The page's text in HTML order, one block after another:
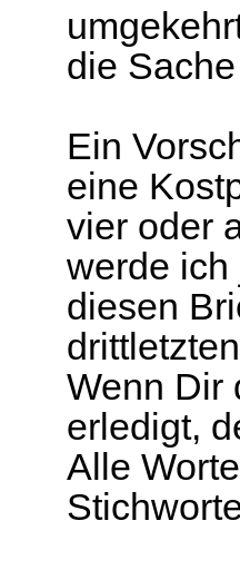
die
Ein
eine
vier oder
werde ich
diesen
Wenn Dir
erledigt,
Alle